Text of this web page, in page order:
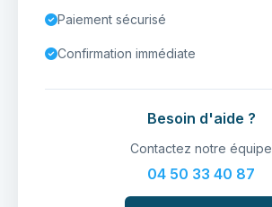
Paiement sécurisé
Confirmation immédiate
Besoin d'aide ?
Contactez notre équipe
04 50 33 40 87